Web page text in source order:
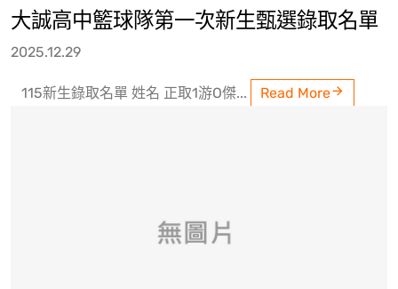
大誠高中籃球隊第一次新生甄選錄取名單
2025.12.29
115新生錄取名單 姓名 正取1游O傑... Read More